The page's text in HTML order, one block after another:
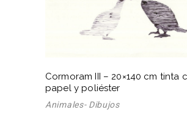
Cormoram III – 20×140 cm tinta
papel y poliéster
Animales- Dibujos